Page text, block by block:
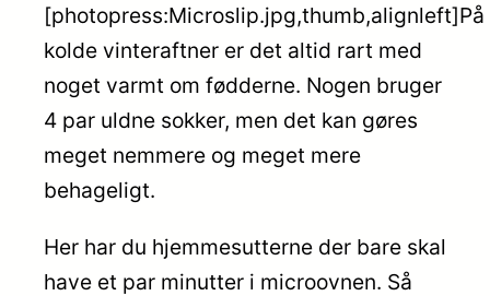
[photopress:Microslip.jpg,thumb,alignleft]På
kolde vinteraftner er det altid rart med
noget varmt om fødderne. Nogen bruger
4 par uldne sokker, men det kan gøres
meget nemmere og meget mere
behageligt.
Her har du hjemmesutterne der bare skal
have et par minutter i microovnen. Så